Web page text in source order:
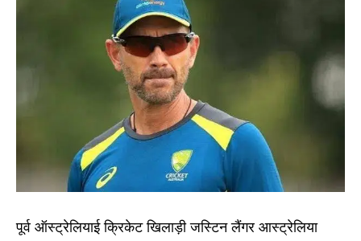
पूर्व ऑस्ट्रेलियाई क्रिकेट खिलाड़ी जस्टिन लैंगर आस्ट्रेलिया